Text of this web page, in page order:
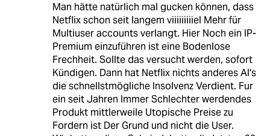
Man hätte natürlich mal gucken können, dass
Netflix schon seit langem viiiiiiiiiel Mehr für
Multiuser accounts verlangt. Hier Noch ein IP-
Premium einzuführen ist eine Bodenlose
Frechheit. Sollte das versucht werden, sofort
Kündigen. Dann hat Netflix nichts anderes Al's
die schnellstmögliche Insolvenz Verdient. Fur
ein seit Jahren Immer Schlechter werdendes
Produkt mittlerweile Utopische Preise zu
Fordern ist Der Grund und nicht die User.